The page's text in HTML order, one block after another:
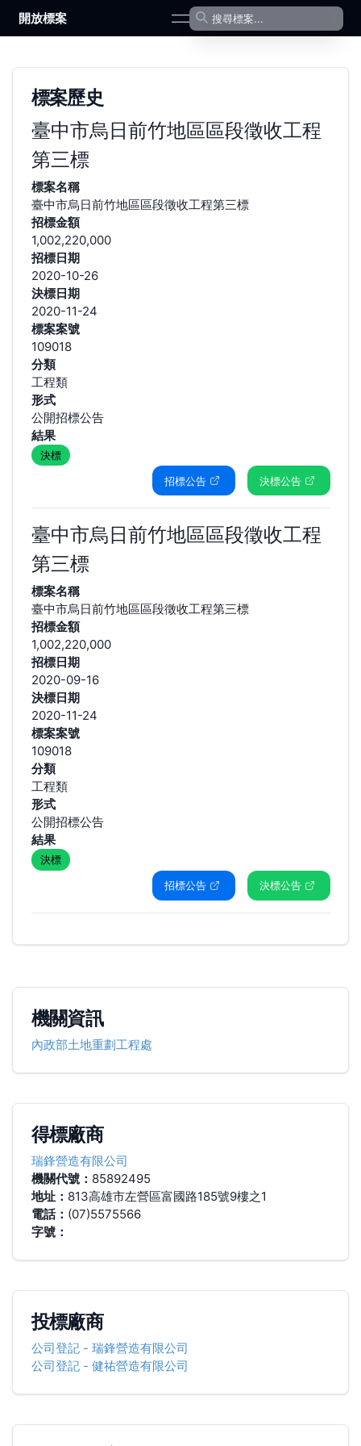
開放標案 open navigation menu
標案歷史
臺中市烏日前竹地區區段徵收工程
第三標
標案名稱
臺中市烏日前竹地區區段徵收工程第三標
招標金額
1,002,220,000
招標日期
2020-10-26
決標日期
2020-11-24
標案案號
109018
分類
工程類
形式
公開招標公告
結果
決標
招標公告
決標公告
臺中市烏日前竹地區區段徵收工程
第三標
標案名稱
臺中市烏日前竹地區區段徵收工程第三標
招標金額
1,002,220,000
招標日期
2020-09-16
決標日期
2020-11-24
標案案號
109018
分類
工程類
形式
公開招標公告
結果
決標
招標公告
決標公告
機關資訊
內政部土地重劃工程處
得標廠商
瑞鋒營造有限公司
機關代號： 85892495
地址： 813高雄市左營區富國路185號9樓之1
電話： (07)5575566
字號：
投標廠商
公司登記- 瑞鋒營造有限公司
公司登記- 健祐營造有限公司